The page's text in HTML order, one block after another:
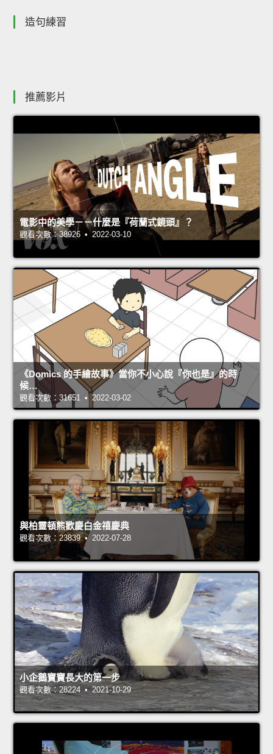
造句練習
推薦影片
電影中的美學－－什麼是『荷蘭式鏡頭』？
觀看次數：38926 • 2022-03-10
《Domics 的手繪故事》當你不小心說『你也是』的時
候…
觀看次數：31651 • 2022-03-02
與柏靈頓熊歡慶白金禧慶典
觀看次數：23839 • 2022-07-28
小企鵝寶寶長大的第一步
觀看次數：28224 • 2021-10-29